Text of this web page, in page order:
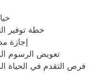
خطة توفير
إجازة
تعويض الرسوم
فرص التقدم في الحياة